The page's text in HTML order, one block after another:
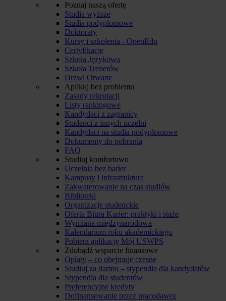
Poznaj naszą ofertę
Studia wyższe
Studia podyplomowe
Doktoraty
Kursy i szkolenia - OpenEdu
Certyfikacje
Szkoła Językowa
Szkoła Trenerów
Drzwi Otwarte
Aplikuj bez problemu
Zasady rekrutacji
Listy rankingowe
Kandydaci z zagranicy
Studenci z innych uczelni
Kandydaci na studia podyplomowe
Dokumenty do pobrania
FAQ
Studiuj komfortowo
Uczelnia bez barier
Kampusy i infrastruktura
Zakwaterowanie na czas studiów
Biblioteki
Organizacje studenckie
Oferta Biura Karier: praktyki i staże
Wymiana międzynarodowa
Kalendarium roku akademickiego
Pobierz aplikację Mój USWPS
Zdobądź wsparcie finansowe
Opłaty – co obejmuje czesne
Studiuj za darmo – stypendia dla kandydatów
Stypendia dla studentów
Preferencyjne kredyty
Dofinansowanie przez pracodawcę